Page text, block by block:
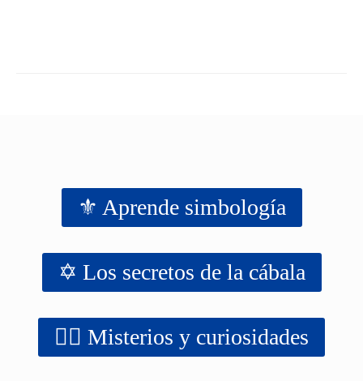
⚜️ Aprende simbología
✡️ Los secretos de la cábala
‍‍‍‍‍🧙‍♂️ Misterios y curiosidades